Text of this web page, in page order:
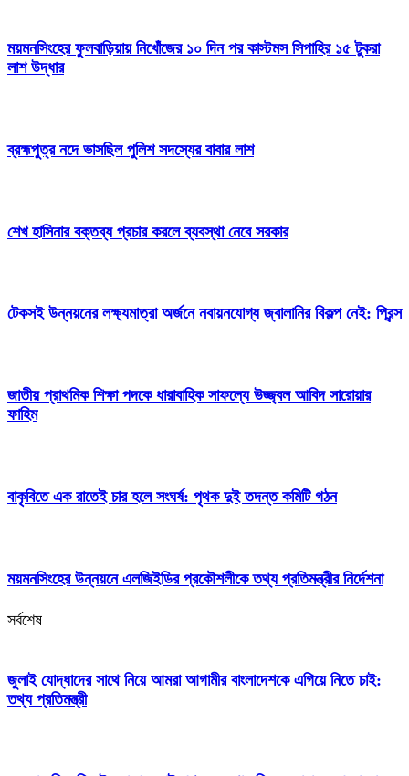
ময়মনসিংহের ফুলবাড়িয়ায় নিখোঁজের ১০ দিন পর কাস্টমস সিপাহির ১৫ টুকরা
লাশ উদ্ধার
ব্রহ্মপুত্র নদে ভাসছিল পুলিশ সদস্যের বাবার লাশ
শেখ হাসিনার বক্তব্য প্রচার করলে ব্যবস্থা নেবে সরকার
টেকসই উন্নয়নের লক্ষ্যমাত্রা অর্জনে নবায়নযোগ্য জ্বালানির বিকল্প নেই: প্রিন্স
জাতীয় প্রাথমিক শিক্ষা পদকে ধারাবাহিক সাফল্যে উজ্জ্বল আবিদ সারোয়ার
ফাহিম
বাকৃবিতে এক রাতেই চার হলে সংঘর্ষ: পৃথক দুই তদন্ত কমিটি গঠন
ময়মনসিংহের উন্নয়নে এলজিইডির প্রকৌশলীকে তথ্য প্রতিমন্ত্রীর নির্দেশনা
সর্বশেষ
জুলাই যোদ্ধাদের সাথে নিয়ে আমরা আগামীর বাংলাদেশকে এগিয়ে নিতে চাই:
তথ্য প্রতিমন্ত্রী